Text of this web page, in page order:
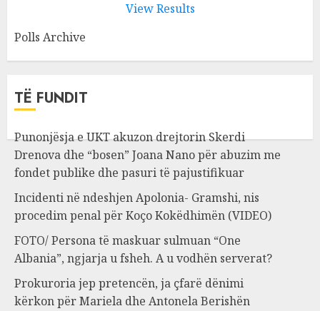
View Results
Polls Archive
TË FUNDIT
Punonjësja e UKT akuzon drejtorin Skerdi
Drenova dhe “bosen” Joana Nano për abuzim me
fondet publike dhe pasuri të pajustifikuar
Incidenti në ndeshjen Apolonia- Gramshi, nis
procedim penal për Koço Kokëdhimën (VIDEO)
FOTO/ Persona të maskuar sulmuan “One
Albania”, ngjarja u fsheh. A u vodhën serverat?
Prokuroria jep pretencën, ja çfarë dënimi
kërkon për Mariela dhe Antonela Berishën